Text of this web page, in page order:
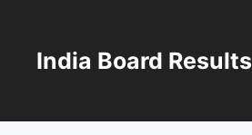
contentIndia Board Results